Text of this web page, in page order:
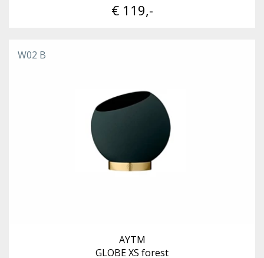
€ 119,-
W02 B
AYTM
GLOBE XS forest